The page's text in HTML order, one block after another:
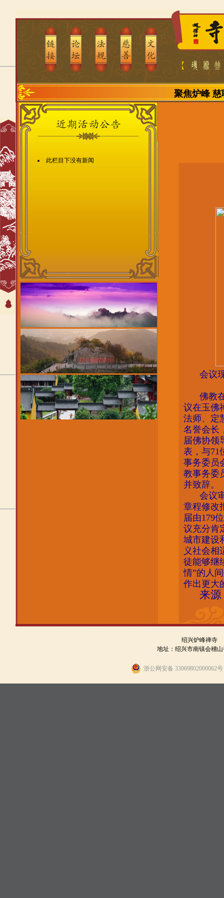
聚焦炉峰 慈
此栏目下没有新闻
会议
佛教
议在玉佛
法师、定
名誉会长
届佛协领
表，与71
事务委员
教事务委
并致辞。
会议
章程修改
届由179
议充分肯
城市建设
义社会相
徒能够继
情”的人
作出更大
来源
绍兴炉峰禅寺
地址：绍兴市南镇会稽
浙公网安备 33069802000062